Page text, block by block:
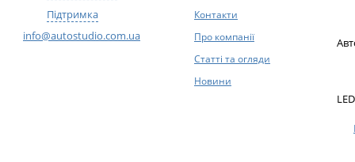
Підтримка
info@autostudio.com.ua
Контакти
Про компанії
Статті та огляди
Новини